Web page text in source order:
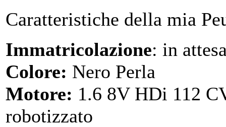
Caratteristiche della mia
Immatricolazione: in
Colore: Nero Perla
Motore: 1.6 8V HDi 112
robotizzato